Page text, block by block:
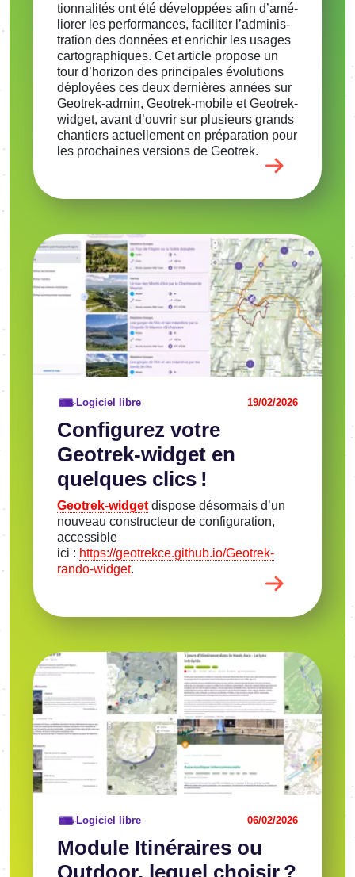
tion­na­li­tés ont été déve­lop­pées afin d’amé­
lio­rer les perfor­mances, faci­li­ter l’ad­mi­nis­
tra­tion des données et enri­chir les usages
carto­gra­phiques. Cet article propose un
tour d’ho­ri­zon des prin­ci­pales évolu­tions
déployées ces deux dernières années sur
Geotrek-admin, Geotrek-mobile et Geotrek-
widget, avant d’ou­vrir sur plusieurs grands
chan­tiers actuel­le­ment en prépa­ra­tion pour
les prochaines versions de Geotrek.
Confi­gu­rez votre
Geotrek-widget en
quelques clics !
Logiciel libre 19/02/2026
Geotrek-widget dispose désor­mais d’un
nouveau construc­teur de confi­gu­ra­tion,
acces­sible
ici : https://geotrekce.github.io/Geotrek-
rando-widget.
Voir l'article
Image
Module Itiné­raires ou
Outdoor, lequel choi­sir ?
Logiciel libre 06/02/2026
Voir l'article
Image